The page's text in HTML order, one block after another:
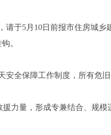
于5月10日前报市住房城乡
。
全保障工作制度，所有危
力量，形成专兼结合、规